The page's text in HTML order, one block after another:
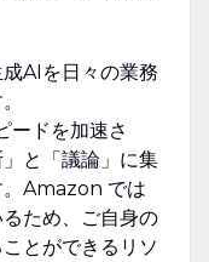
AIを日々の業務
ードを加速さ
と「議論」に集
。Amazon では
ため、ご自身の
とができるリソ